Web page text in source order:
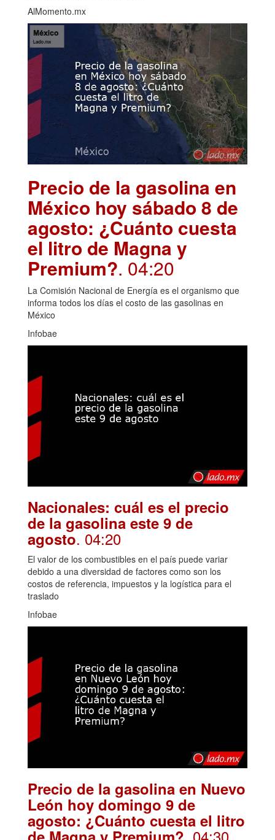
AlMomento.mx
Precio de la gasolina en
México hoy sábado 8 de
agosto: ¿Cuánto cuesta
el litro de Magna y
Premium?. 04:20
La Comisión Nacional de Energía es el organismo que
informa todos los días el costo de las gasolinas en
México
Infobae
Nacionales: cuál es el precio
de la gasolina este 9 de
agosto. 04:20
El valor de los combustibles en el país puede variar
debido a una diversidad de factores como son los
costos de referencia, impuestos y la logística para el
traslado
Infobae
Precio de la gasolina en Nuevo
León hoy domingo 9 de
agosto: ¿Cuánto cuesta el litro
. 04:30